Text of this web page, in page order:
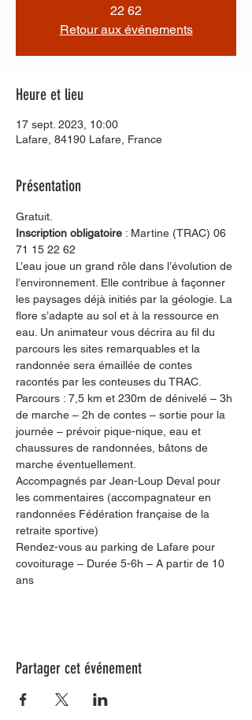
22 62
Retour aux événements
Heure et lieu
17 sept. 2023, 10:00
Lafare, 84190 Lafare, France
Présentation
Gratuit.
Inscription obligatoire : Martine (TRAC) 06
71 15 22 62
L’eau joue un grand rôle dans l’évolution de
l’environnement. Elle contribue à façonner
les paysages déjà initiés par la géologie. La
flore s’adapte au sol et à la ressource en
eau. Un animateur vous décrira au fil du
parcours les sites remarquables et la
randonnée sera émaillée de contes
racontés par les conteuses du TRAC.
Parcours : 7,5 km et 230m de dénivelé – 3h
de marche – 2h de contes – sortie pour la
journée – prévoir pique-nique, eau et
chaussures de randonnées, bâtons de
marche éventuellement.
Accompagnés par Jean-Loup Deval pour
les commentaires (accompagnateur en
randonnées Fédération française de la
retraite sportive)
Rendez-vous au parking de Lafare pour
covoiturage – Durée 5-6h – A partir de 10
ans
Partager cet événement